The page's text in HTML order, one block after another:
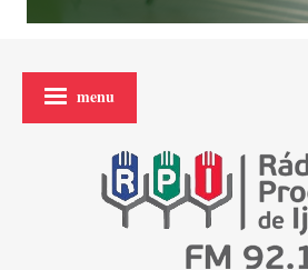
menu